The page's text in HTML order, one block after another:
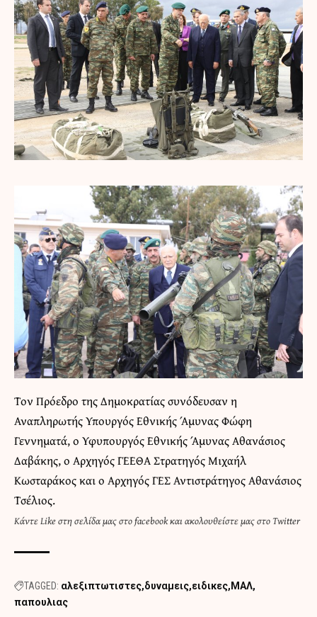
Τον Πρόεδρο της Δημοκρατίας συνόδευσαν η
Αναπληρωτής Υπουργός Εθνικής Άμυνας Φώφη
Γεννηματά, ο Υφυπουργός Εθνικής Άμυνας Αθανάσιος
Δαβάκης, ο Αρχηγός ΓΕΕΘΑ Στρατηγός Μιχαήλ
Κωσταράκος και ο Αρχηγός ΓΕΣ Αντιστράτηγος Αθανάσιος
Τσέλιος.
ΚάντεLike στη σελίδα μας στο facebookκαιακολουθείστε μας στο Twitter
TAGGED: αλεξιπτωτιστες δυναμεις ειδικες ΜΑΛ
παπουλιας